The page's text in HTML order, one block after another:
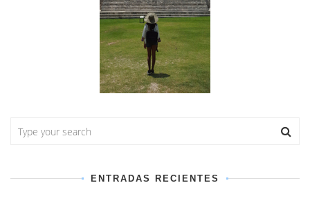
ENTRADAS RECIENTES